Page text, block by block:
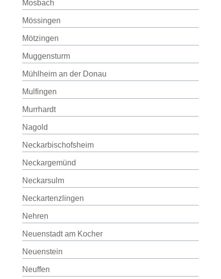
Mosbach
Mössingen
Mötzingen
Muggensturm
Mühlheim an der Donau
Mulfingen
Murrhardt
Nagold
Neckarbischofsheim
Neckargemünd
Neckarsulm
Neckartenzlingen
Nehren
Neuenstadt am Kocher
Neuenstein
Neuffen